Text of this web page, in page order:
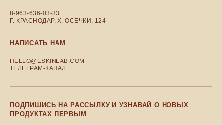
8-963-636-03-33
Г. КРАСНОДАР, Х. ОСЕЧКИ, 124
НАПИСАТЬ НАМ
HELLO@ESKINLAB.COM
ТЕЛЕГРАМ-КАНАЛ
ПОДПИШИСЬ НА РАССЫЛКУ И УЗНАВАЙ О НОВЫХ
ПРОДУКТАХ ПЕРВЫМ